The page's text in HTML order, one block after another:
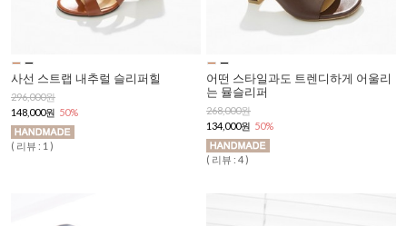
사선 스트랩 내추럴 슬리퍼힐
296,000원
148,000원 50%
( 리뷰 : 1 )
어떤 스타일과도 트렌디하게 어울리
는 뮬슬리퍼
268,000원
134,000원 50%
( 리뷰 : 4 )